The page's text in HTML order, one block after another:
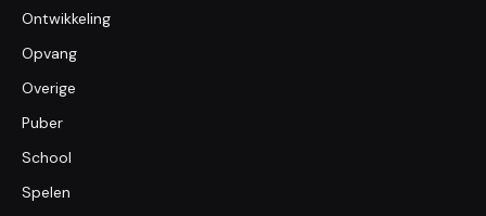
Ontwikkeling
Opvang
Overige
Puber
School
Spelen